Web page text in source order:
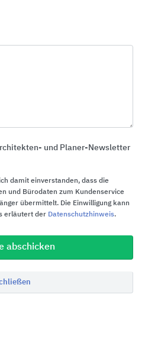
und Planer-Newsletter
damit einverstanden, dass die
und Bürodaten zum Kundenservice
übermittelt. Die Einwilligung kann
erläutert der Datenschutzhinweis.
abschicken